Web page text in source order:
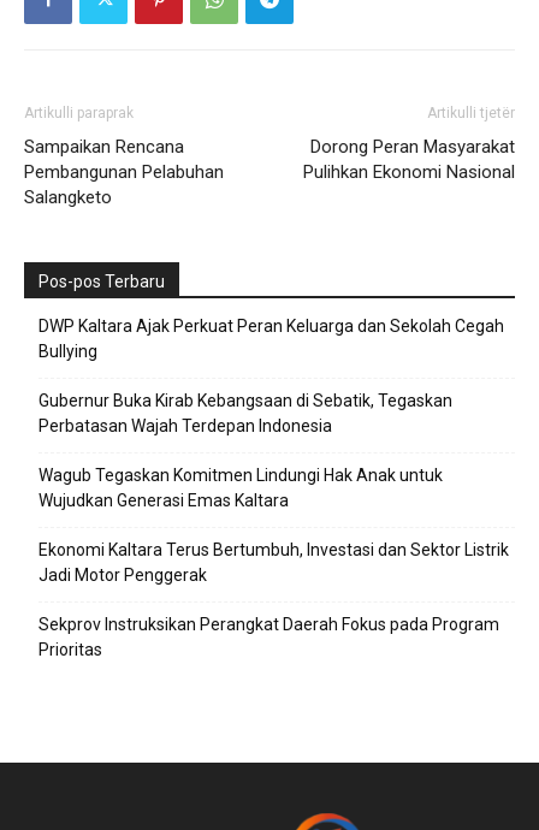
Artikulli paraprak
Sampaikan Rencana
Pembangunan Pelabuhan
Salangketo
Artikulli tjetër
Dorong Peran Masyarakat
Pulihkan Ekonomi Nasional
Pos-pos Terbaru
DWP Kaltara Ajak Perkuat Peran Keluarga dan Sekolah Cegah
Bullying
Gubernur Buka Kirab Kebangsaan di Sebatik, Tegaskan
Perbatasan Wajah Terdepan Indonesia
Wagub Tegaskan Komitmen Lindungi Hak Anak untuk
Wujudkan Generasi Emas Kaltara
Ekonomi Kaltara Terus Bertumbuh, Investasi dan Sektor Listrik
Jadi Motor Penggerak
Sekprov Instruksikan Perangkat Daerah Fokus pada Program
Prioritas